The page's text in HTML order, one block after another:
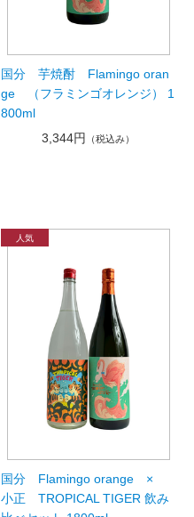
国分 芋焼酎 Flamingo oran
ge （フラミンゴオレンジ） 1
800ml
3,344円
（税込み）
国分 Flamingo orange ×
小正 TROPICAL TIGER 飲み